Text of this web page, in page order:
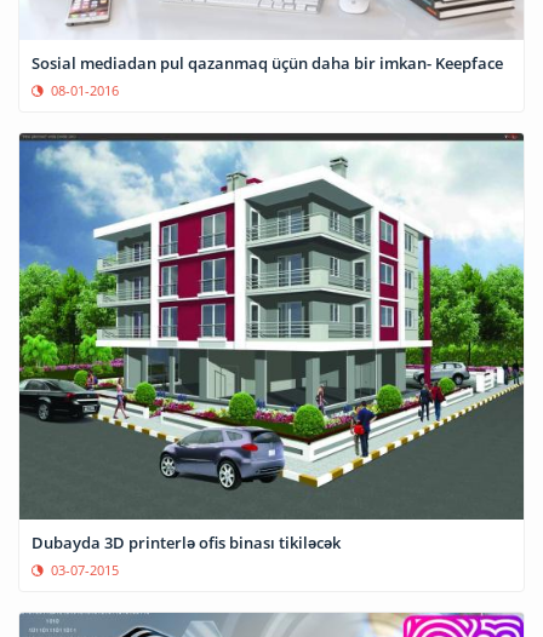
Sosial mediadan pul qazanmaq üçün daha bir imkan- Keepface
08-01-2016
Dubayda 3D printerlə ofis binası tikiləcək
03-07-2015